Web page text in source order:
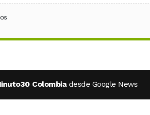
WhatsApp
Colombia desde Google News